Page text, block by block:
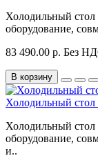
Холодильный
оборудование,
83 490.00 р. Без
В корзину
Холодильный
Холодильный
оборудование,
и..